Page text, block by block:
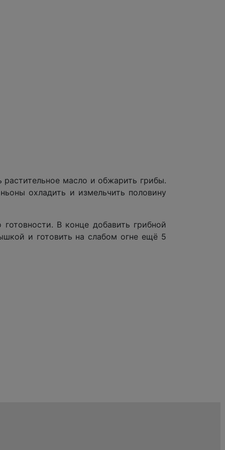
масло и обжарить грибы.
охладить и измельчить половину
В конце добавить грибной
и готовить на слабом огне ещё 5